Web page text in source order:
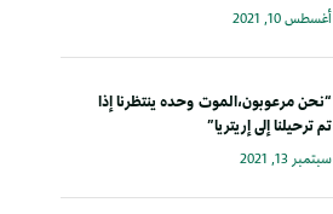
أغسطس 10, 2021
“نحن مرعوبون،الموت وحده ينتظرنا إذا
تم ترحيلنا إلى إريتريا”
سبتمبر 13, 2021